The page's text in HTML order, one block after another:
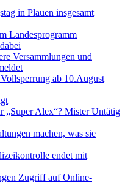
in Plauen insgesamt
Landesprogramm
Versammlungen und
ab 10.August
„Super Alex“? Mister Untätig
machen, was sie
endet mit
Zugriff auf Online-